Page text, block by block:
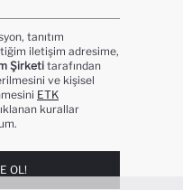
tanıtım
iletişim adresime,
Şirketi tarafından
ve kişisel
ETK
kurallar
OL!